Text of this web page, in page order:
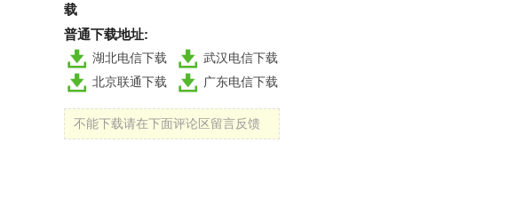
载
普通下载地址:
湖北电信下载
武汉电信下载
北京联通下载
广东电信下载
不能下载请在下面评论区留言反馈